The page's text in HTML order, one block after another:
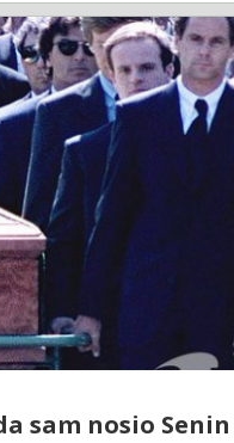
sam nosio Senin